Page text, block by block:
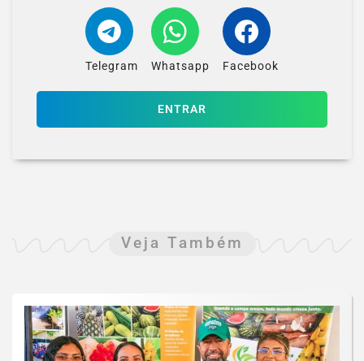
Telegram Whatsapp Facebook
ENTRAR
Veja Também